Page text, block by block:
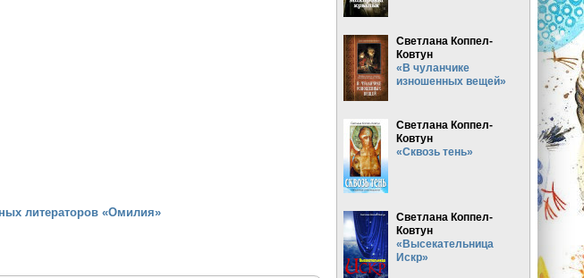
литераторов «Омилия»
Светлана Коппел-
Ковтун
«В чуланчике
изношенных вещей»
Светлана Коппел-
Ковтун
«Сквозь тень»
Светлана Коппел-
Ковтун
«Высекательница
Искр»